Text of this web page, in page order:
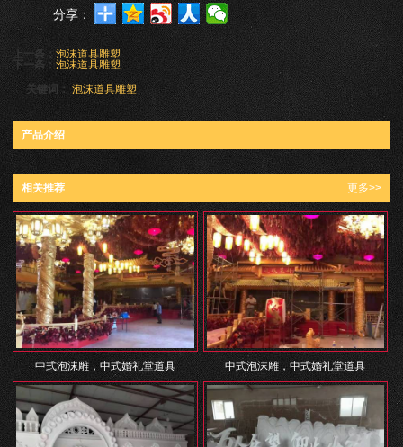
分享：
上一条：泡沫道具雕塑
下一条：泡沫道具雕塑
关键词：泡沫道具雕塑
产品介绍
相关推荐 更多>>
中式泡沫雕，中式婚礼堂道具 中式泡沫雕，中式婚礼堂道具